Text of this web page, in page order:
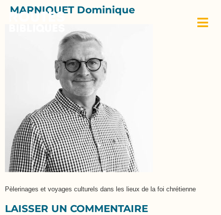
MARNIQUET Dominique
Pèlerinages et voyages culturels dans les lieux de la foi chrétienne
LAISSER UN COMMENTAIRE